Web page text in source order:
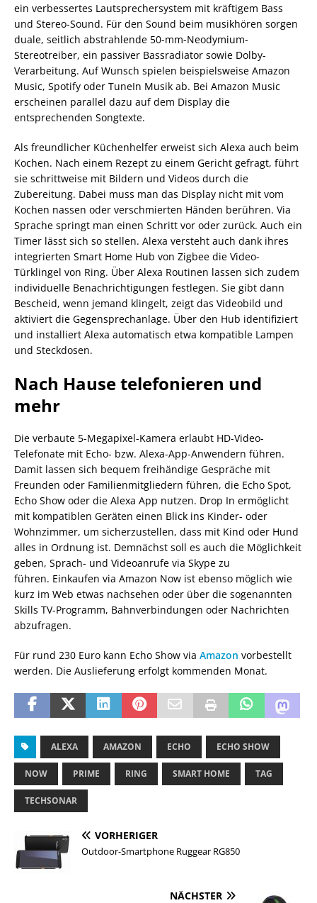
ein verbessertes Lautsprechersystem mit kräftigem Bass
und Stereo-Sound. Für den Sound beim musikhören sorgen
duale, seitlich abstrahlende 50-mm-Neodymium-
Stereotreiber, ein passiver Bassradiator sowie Dolby-
Verarbeitung. Auf Wunsch spielen beispielsweise Amazon
Music, Spotify oder TuneIn Musik ab. Bei Amazon Music
erscheinen parallel dazu auf dem Display die
entsprechenden Songtexte.
Als freundlicher Küchenhelfer erweist sich Alexa auch beim
Kochen. Nach einem Rezept zu einem Gericht gefragt, führt
sie schrittweise mit Bildern und Videos durch die
Zubereitung. Dabei muss man das Display nicht mit vom
Kochen nassen oder verschmierten Händen berühren. Via
Sprache springt man einen Schritt vor oder zurück. Auch ein
Timer lässt sich so stellen. Alexa versteht auch dank ihres
integrierten Smart Home Hub von Zigbee die Video-
Türklingel von Ring. Über Alexa Routinen lassen sich zudem
individuelle Benachrichtigungen festlegen. Sie gibt dann
Bescheid, wenn jemand klingelt, zeigt das Videobild und
aktiviert die Gegensprechanlage. Über den Hub identifiziert
und installiert Alexa automatisch etwa kompatible Lampen
und Steckdosen.
Nach Hause telefonieren und
mehr
Die verbaute 5-Megapixel-Kamera erlaubt HD-Video-
Telefonate mit Echo- bzw. Alexa-App-Anwendern führen.
Damit lassen sich bequem freihändige Gespräche mit
Freunden oder Familienmitgliedern führen, die Echo Spot,
Echo Show oder die Alexa App nutzen. Drop In ermöglicht
mit kompatiblen Geräten einen Blick ins Kinder- oder
Wohnzimmer, um sicherzustellen, dass mit Kind oder Hund
alles in Ordnung ist. Demnächst soll es auch die Möglichkeit
geben, Sprach- und Videoanrufe via Skype zu
führen. Einkaufen via Amazon Now ist ebenso möglich wie
kurz im Web etwas nachsehen oder über die sogenannten
Skills TV-Programm, Bahnverbindungen oder Nachrichten
abzufragen.
Für rund 230 Euro kann Echo Show via Amazon vorbestellt
werden. Die Auslieferung erfolgt kommenden Monat.
ALEXA AMAZON ECHO ECHO SHOW
NOW PRIME RING SMART HOME TAG
TECHSONAR
VORHERIGER
Outdoor-Smartphone Ruggear RG850
NÄCHSTER